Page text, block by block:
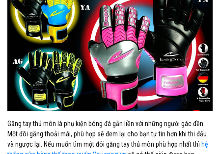
Găng tay thủ môn là phụ kiện bóng đá gắn liền với những người gác đền.
Một đôi găng thoải mái, phù hợp sẽ đem lại cho bạn tự tin hơn khi thi đấu
và ngược lại. Nếu muốn tìm một đôi găng tay thủ môn phù hợp nhất thì hệ